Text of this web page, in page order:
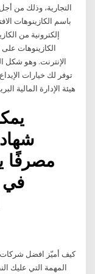
التجارية، وذلك من
باسم الكازينوهات
إلكترونية من
الكازينوهات على
الإنترنت. وهو شكل
هيئة الإدارة المالية
مصرفًا
في
المهمة التي عليك